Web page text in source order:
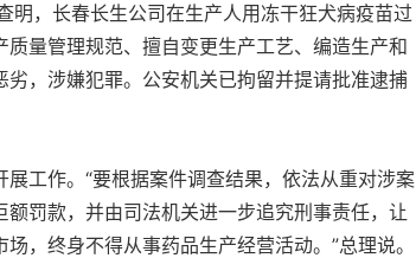
，长春长生公司在生产人用冻干狂犬病疫苗过
量管理规范、擅自变更生产工艺、编造生产和
，涉嫌犯罪。公安机关已拘留并提请批准逮捕
工作。“要根据案件调查结果，依法从重对涉案
罚款，并由司法机关进一步追究刑事责任，让
，终身不得从事药品生产经营活动。”总理说。